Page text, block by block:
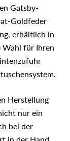
Gatsby-
Goldfeder
erhältlich in
Wahl für Ihren
Herstellung
nur ein
bei der